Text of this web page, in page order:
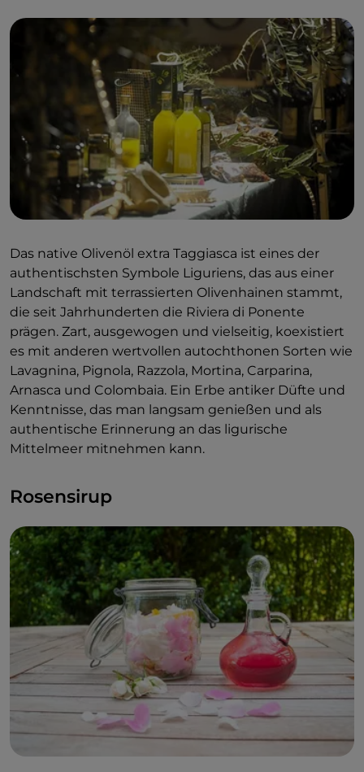
Das native Olivenöl extra Taggiasca ist eines der
authentischsten Symbole Liguriens, das aus einer
Landschaft mit terrassierten Olivenhainen stammt,
die seit Jahrhunderten die Riviera di Ponente
prägen. Zart, ausgewogen und vielseitig, koexistiert
es mit anderen wertvollen autochthonen Sorten wie
Lavagnina, Pignola, Razzola, Mortina, Carparina,
Arnasca und Colombaia. Ein Erbe antiker Düfte und
Kenntnisse, das man langsam genießen und als
authentische Erinnerung an das ligurische
Mittelmeer mitnehmen kann.
Rosensirup